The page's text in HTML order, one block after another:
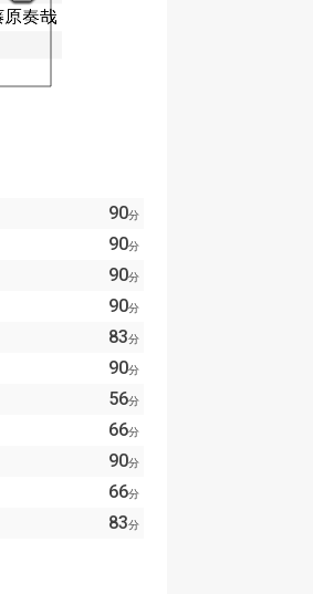
90分
90分
90分
90分
83分
90分
56分
66分
90分
66分
83分